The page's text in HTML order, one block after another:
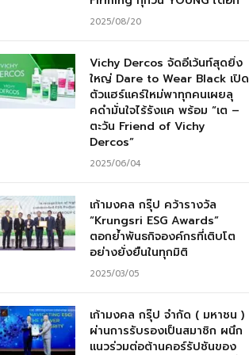
2025/08/20
Vichy Dercos จัดอีเว้นท์สุดยิ่ง
ใหญ่ Dare to Wear Black เปิด
ตัวแฮร์แคร์ใหม่พาทุกคนเผยลุ
คดำมั่นใจไร้รังแค พร้อม “เต –
ตะวัน Friend of Vichy
Dercos”
2025/06/04
เก้ามงคล กรุ๊ป คว้ารางวัล
“Krungsri ESG Awards”
ตอกย้ำพันธกิจองค์กรที่เติบโต
อย่างยั่งยืนในทุกมิติ
2025/03/05
เก้ามงคล กรุ๊ป จำกัด ( มหาชน )
ผ่านการรับรองเป็นสมาชิก ผนึก
แนวร่วมต่อต้านคอร์รัปชันของ